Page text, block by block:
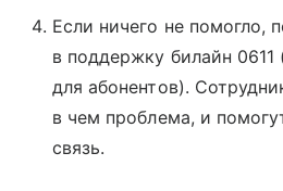
Если ничего не помогло,
в поддержку билайн 0611
для абонентов).
в чем проблема, и
связь.